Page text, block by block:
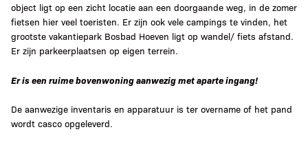
object ligt op een zicht locatie aan een doorgaande weg, in de zomer
fietsen hier veel toeristen. Er zijn ook vele campings te vinden, het
grootste vakantiepark Bosbad Hoeven ligt op wandel/ fiets afstand.
Er zijn parkeerplaatsen op eigen terrein.
Er is een ruime bovenwoning aanwezig met aparte ingang!
De aanwezige inventaris en apparatuur is ter overname of het pand
wordt casco opgeleverd.